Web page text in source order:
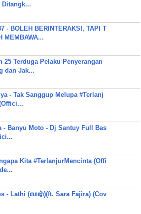
Ditangk...
- BOLEH BERINTERAKSI, TAPI T
MEMBAWA...
25 Terduga Pelaku Penyerangan
dan Jak...
- Tak Sanggup Melupa #Terlanj
- Banyu Moto - Dj Santuy Full Bas
Kita #TerlanjurMencinta (Offi
- Lathi (ꦭꦛꦶ)(ft. Sara Fajira) (Cov